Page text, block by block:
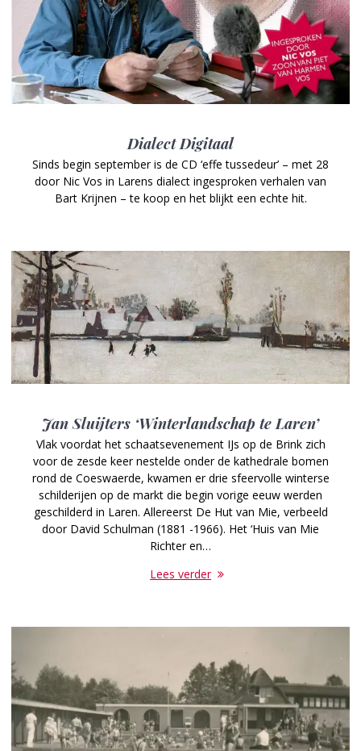
Dialect Digitaal
Sinds begin september is de CD ‘effe tussedeur’ – met 28
door Nic Vos in Larens dialect ingesproken verhalen van
Bart Krijnen – te koop en het blijkt een echte hit.
Jan Sluijters ‘Winterlandschap te Laren’
Vlak voordat het schaatsevenement IJs op de Brink zich
voor de zesde keer nestelde onder de kathedrale bomen
rond de Coeswaerde, kwamen er drie sfeervolle winterse
schilderijen op de markt die begin vorige eeuw werden
geschilderd in Laren. Allereerst De Hut van Mie, verbeeld
door David Schulman (1881 -1966). Het ‘Huis van Mie
Richter en…
Lees verder